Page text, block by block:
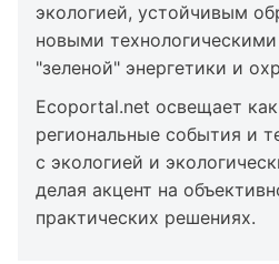
экологией, устойчивым
новыми
"зеленой" энергетики и
Ecoportal.net освещает
региональные события и
с экологией и
делая акцент на
практических решениях.